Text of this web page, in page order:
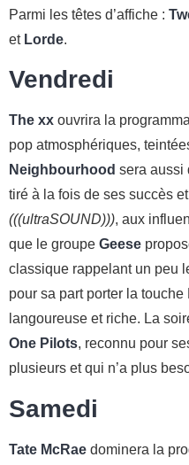
Parmi les têtes d’affiche :
et Lorde.
Vendredi
The xx ouvrira la
pop atmosphériques,
Neighbourhood sera aussi
tiré à la fois de ses succès
(((ultraSOUND))), aux
que le groupe Geese
classique rappelant un peu
pour sa part porter la
langoureuse et riche. La
One Pilots, reconnu pour
plusieurs et qui n’a plus
Samedi
Tate McRae dominera la